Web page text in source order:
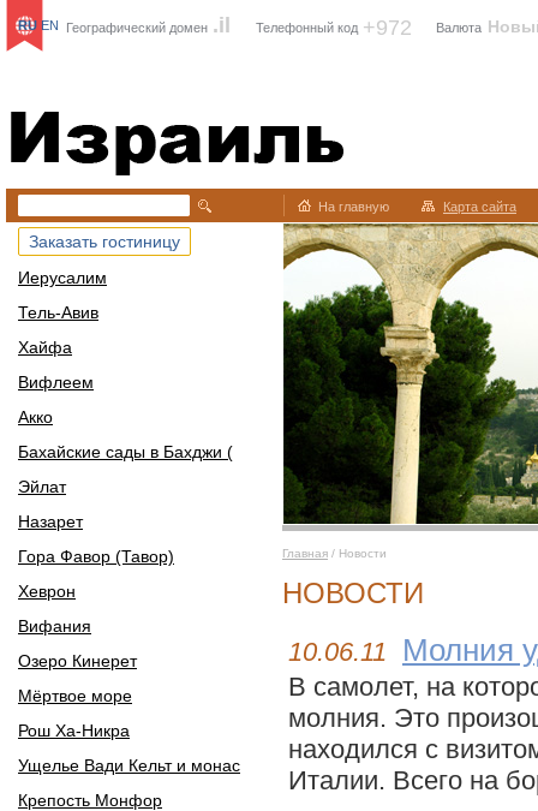
Израиль
Географический домен .il Телефонный код +972 Валюта
RU EN
На главную Карта сайта
Заказать гостиницу
Иерусалим
Тель-Авив
Хайфа
Вифлеем
Акко
Бахайские сады в Бахджи (
Эйлат
Назарет
Гора Фавор (Тавор)
Хеврон
Вифания
Озеро Кинерет
Мёртвое море
Рош Ха-Никра
Ущелье Вади Кельт и монас
Крепость Монфор
Главная / Новости
НОВОСТИ
10.06.11 Молния
В самолет, на
молния. Это
находился с
Италии. Всего на